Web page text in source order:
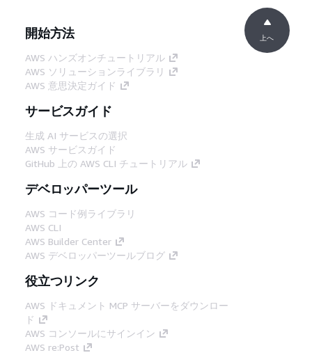
開始方法
AWS ハンズオンチュートリアル
AWS ソリューションライブラリ
AWS 意思決定ガイド
サービスガイド
生成 AI サービスの選択
AWS サービスガイド
GitHub 上の AWS CLI チュートリアル
デベロッパーツール
AWS コード例ライブラリ
AWS CLI
AWS Builder Center
AWS デベロッパーツールブログ
役立つリンク
AWS ドキュメント MCP サーバーをダウンロー
ド
AWS コンソールにサインイン
AWS re:Post
上へ